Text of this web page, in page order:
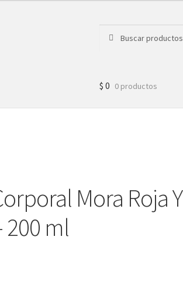
por:
$ 0 0 productos
Mora Roja Y
ml